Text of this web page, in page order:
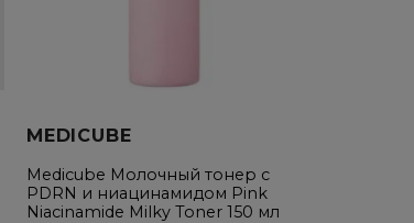
MEDICUBE
Medicube Молочный тонер с
PDRN и ниацинамидом Pink
Niacinamide Milky Toner 150 мл